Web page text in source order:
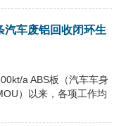
汽车废铝回收闭环生
a ABS板（汽车车身
）以来，各项工作均